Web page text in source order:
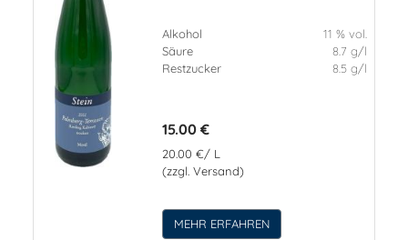
Alkohol
11 % vol.
Säure
8.7 g/l
Restzucker
8.5 g/l
15.00 €
20.00 €/ L
(zzgl. Versand)
MEHR ERFAHREN